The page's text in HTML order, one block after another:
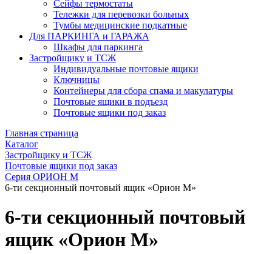
Сейфы термостаты
Тележки для перевозки больных
Тумбы медицинские подкатные
Для ПАРКИНГА и ГАРАЖА
Шкафы для паркинга
Застройщику и ТСЖ
Индивидуальные почтовые ящики
Ключницы
Контейнеры для сбора спама и макулатуры
Почтовые ящики в подъезд
Почтовые ящики под заказ
Главная страница
Каталог
Застройщику и ТСЖ
Почтовые ящики под заказ
Серия ОРИОН М
6-ти секционный почтовый ящик «Орион М»
6-ти секционный почтовый
ящик «Орион М»